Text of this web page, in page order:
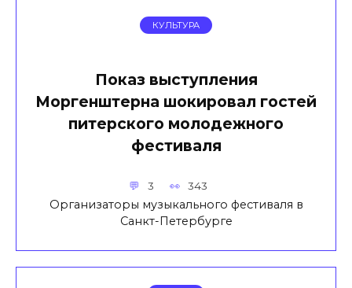
КУЛЬТУРА
Показ выступления
Моргенштерна шокировал гостей
питерского молодежного
фестиваля
3 343
Организаторы музыкального фестиваля в
Санкт-Петербурге